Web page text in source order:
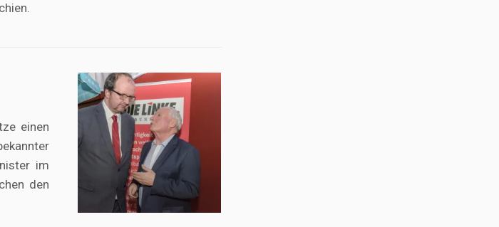
einen
im
den